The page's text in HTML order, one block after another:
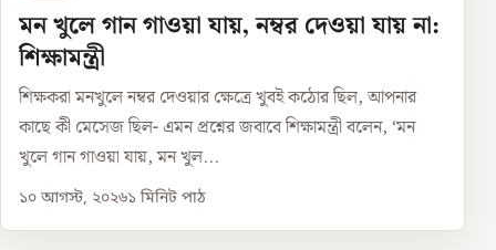
মন খুলে গান গাওয়া যায়, নম্বর দেওয়া যায় না:
শিক্ষামন্ত্রী
শিক্ষকরা মনখুলে নম্বর দেওয়ার ক্ষেত্রে খুবই কঠোর ছিল, আপনার
কাছে কী মেসেজ ছিল- এমন প্রশ্নের জবাবে শিক্ষামন্ত্রী বলেন, ‘মন
খুলে গান গাওয়া যায়, মন খুল...
১০ আগস্ট, ২০২৬১ মিনিট পাঠ